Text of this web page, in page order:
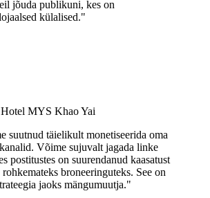
jõuda publikuni, kes on
külalised."
MYS Khao Yai
suutnud täielikult monetiseerida oma
Võime sujuvalt jagada linke
postitustes on suurendanud kaasatust
broneeringuteks. See on
jaoks mängumuutja."